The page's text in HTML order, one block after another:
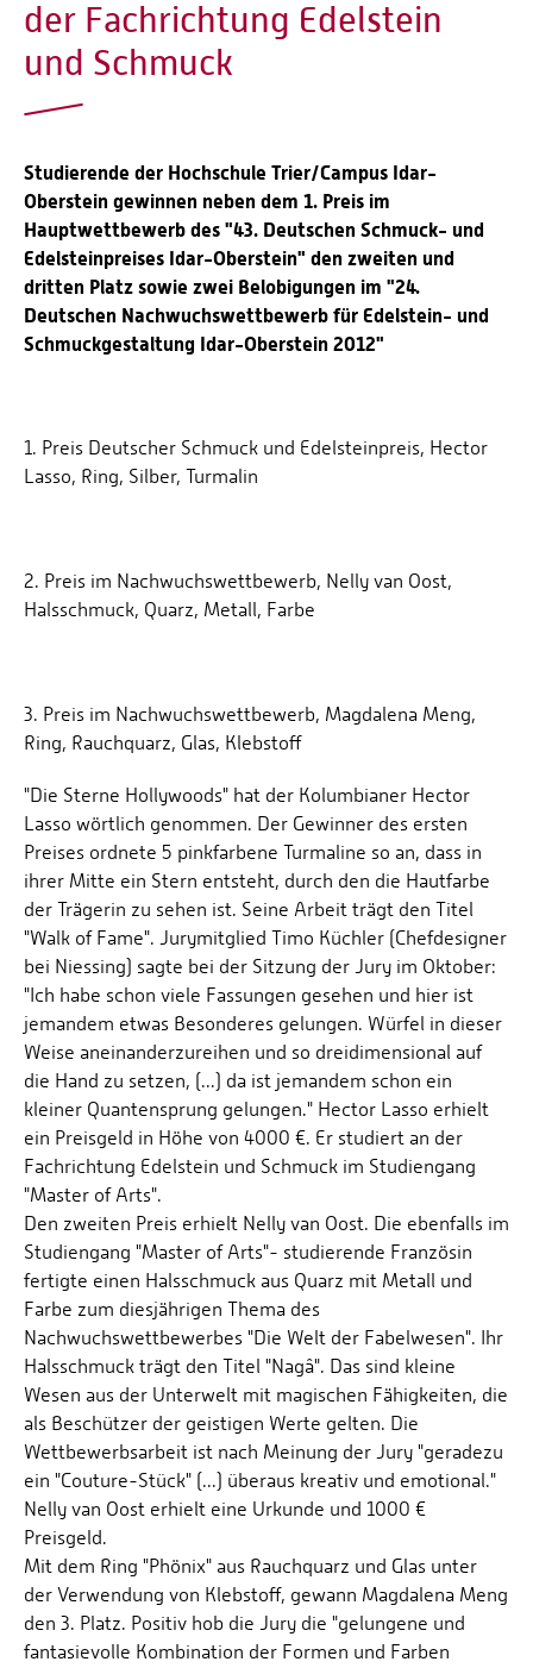
der Fachrichtung Edelstein
und Schmuck
Studierende der Hochschule Trier/Campus Idar-
Oberstein gewinnen neben dem 1. Preis im
Hauptwettbewerb des "43. Deutschen Schmuck- und
Edelsteinpreises Idar-Oberstein" den zweiten und
dritten Platz sowie zwei Belobigungen im "24.
Deutschen Nachwuchswettbewerb für Edelstein- und
Schmuckgestaltung Idar-Oberstein 2012"
1. Preis Deutscher Schmuck und Edelsteinpreis, Hector
Lasso, Ring, Silber, Turmalin
2. Preis im Nachwuchswettbewerb, Nelly van Oost,
Halsschmuck, Quarz, Metall, Farbe
3. Preis im Nachwuchswettbewerb, Magdalena Meng,
Ring, Rauchquarz, Glas, Klebstoff
"Die Sterne Hollywoods" hat der Kolumbianer Hector
Lasso wörtlich genommen. Der Gewinner des ersten
Preises ordnete 5 pinkfarbene Turmaline so an, dass in
ihrer Mitte ein Stern entsteht, durch den die Hautfarbe
der Trägerin zu sehen ist. Seine Arbeit trägt den Titel
"Walk of Fame". Jurymitglied Timo Küchler (Chefdesigner
bei Niessing) sagte bei der Sitzung der Jury im Oktober:
"Ich habe schon viele Fassungen gesehen und hier ist
jemandem etwas Besonderes gelungen. Würfel in dieser
Weise aneinanderzureihen und so dreidimensional auf
die Hand zu setzen, (...) da ist jemandem schon ein
kleiner Quantensprung gelungen." Hector Lasso erhielt
ein Preisgeld in Höhe von 4000 €. Er studiert an der
Fachrichtung Edelstein und Schmuck im Studiengang
"Master of Arts".
Den zweiten Preis erhielt Nelly van Oost. Die ebenfalls im
Studiengang "Master of Arts"- studierende Französin
fertigte einen Halsschmuck aus Quarz mit Metall und
Farbe zum diesjährigen Thema des
Nachwuchswettbewerbes "Die Welt der Fabelwesen". Ihr
Halsschmuck trägt den Titel "Nagâ". Das sind kleine
Wesen aus der Unterwelt mit magischen Fähigkeiten, die
als Beschützer der geistigen Werte gelten. Die
Wettbewerbsarbeit ist nach Meinung der Jury "geradezu
ein "Couture-Stück" (...) überaus kreativ und emotional."
Nelly van Oost erhielt eine Urkunde und 1000 €
Preisgeld.
Mit dem Ring "Phönix" aus Rauchquarz und Glas unter
der Verwendung von Klebstoff, gewann Magdalena Meng
den 3. Platz. Positiv hob die Jury die "gelungene und
fantasievolle Kombination der Formen und Farben